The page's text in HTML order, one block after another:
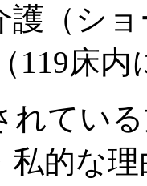
護（シ
119床
れてい
私的な